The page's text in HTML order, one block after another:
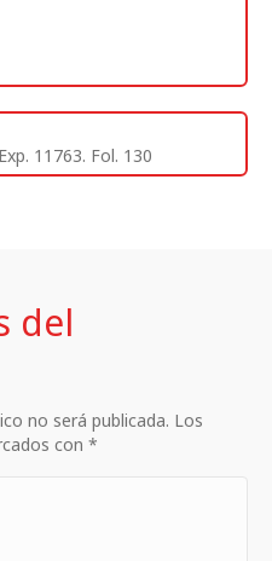
11763. Fol. 130
del
no será publicada. Los
con *